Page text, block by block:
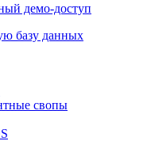
демо-доступ
базу данных
свопы